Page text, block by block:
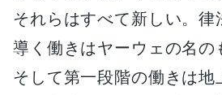
それらはすべて新しい。律
導く働きはヤーウェの名の
そして第一段階の働きは地